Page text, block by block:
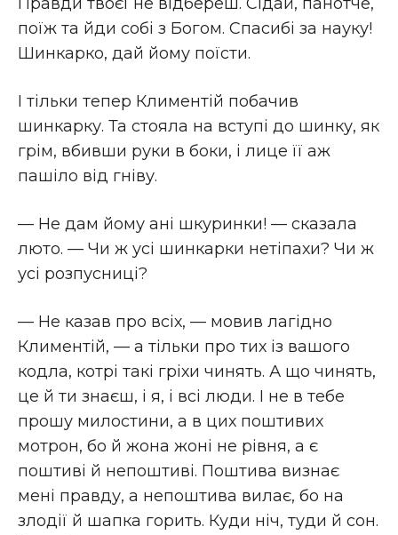
поїж та йди собі з Богом. Спасибі за науку!
Шинкарко, дай йому поїсти.
І тільки тепер Климентій побачив
шинкарку. Та стояла на вступі до шинку, як
грім, вбивши руки в боки, і лице її аж
пашіло від гніву.
— Не дам йому ані шкуринки! — сказала
люто. — Чи ж усі шинкарки нетіпахи? Чи ж
усі розпусниці?
— Не казав про всіх, — мовив лагідно
Климентій, — а тільки про тих із вашого
кодла, котрі такі гріхи чинять. А що чинять,
це й ти знаєш, і я, і всі люди. І не в тебе
прошу милостини, а в цих поштивих
мотрон, бо й жона жоні не рівня, а є
поштиві й непоштиві. Поштива визнає
мені правду, а непоштива вилає, бо на
злодії й шапка горить. Куди ніч, туди й сон.